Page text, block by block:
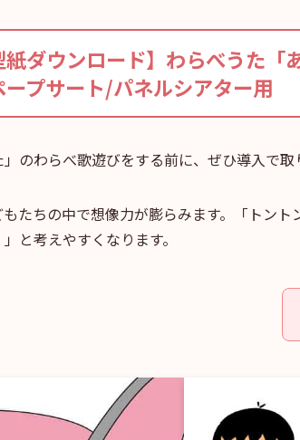
紙ダウンロード】わらべうた「
ープサート/パネルシアター用
」のわらべ歌遊びをする前に、ぜひ導入で取
たちの中で想像力が膨らみます。「トン
と考えやすくなります。